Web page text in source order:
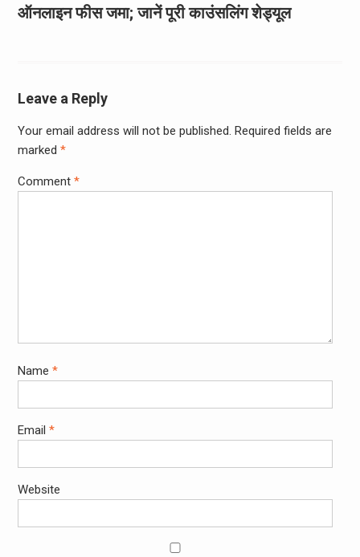
ऑनलाइन फीस जमा; जानें पूरी काउंसलिंग शेड्यूल
Leave a Reply
Your email address will not be published. Required fields are
marked *
Comment *
Name *
Email *
Website